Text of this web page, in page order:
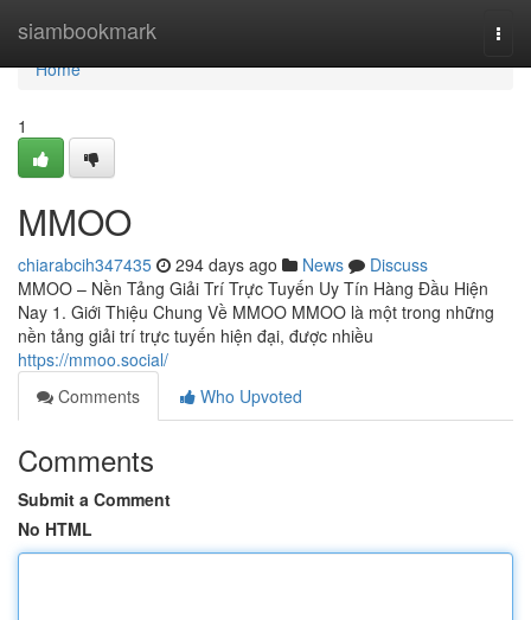
siambookmark
Home
Home
1
MMOO
chiarabcih347435 294 days ago News
Discuss
MMOO – Nền Tảng Giải Trí Trực Tuyến Uy Tín Hàng Đầu Hiện
Nay 1. Giới Thiệu Chung Về MMOO MMOO là một trong những
nền tảng giải trí trực tuyến hiện đại, được nhiều
https://mmoo.social/
Comments
Who Upvoted
Comments
Submit a Comment
No HTML